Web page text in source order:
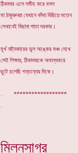
ঠিকাদার এসে সমীহ করে বলল
মা ঠাকুরুনরা যেখানে কাঁথা বিছিয়ে শুতেন
সেখানেই বিছানা পাতা দরকার।
মূর্খ নাট্যকারের ভুল অঙ্কের মঞ্চ দেখে
সেই শিক্ষায়, ঠিকাদারকে অমান্যকরে
ছুটে চলেছি গন্তব্যের দিকে।
. ******************
মিলনসাগর